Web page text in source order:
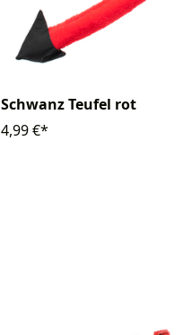
Schwanz Teufel rot
4,99 €*